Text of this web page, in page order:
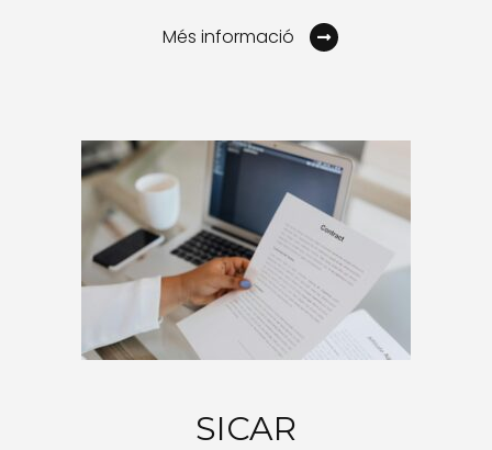
Més informació
SICAR